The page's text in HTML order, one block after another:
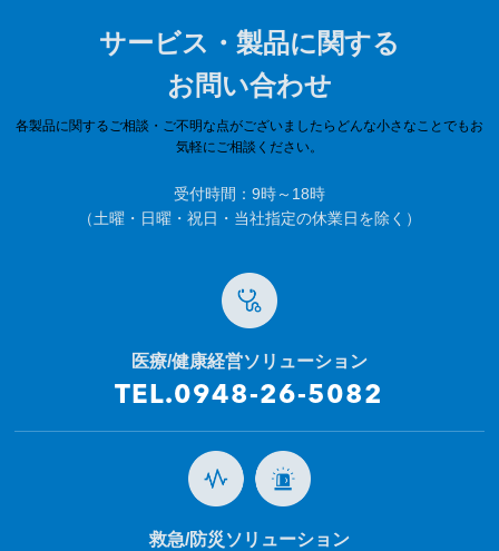
サービス・製品に関する
お問い合わせ
各製品に関するご相談・ご不明な点がございましたらどんな小さなことでもお
気軽にご相談ください。
受付時間：9時～18時
（土曜・日曜・祝日・当社指定の休業日を除く）
医療/健康経営ソリューション
TEL.0948-26-5082
救急/防災ソリューション